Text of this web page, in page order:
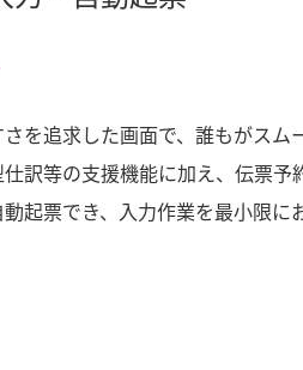
を追求した画面で、誰もがスム
訳等の支援機能に加え、伝票予
起票でき、入力作業を最小限に